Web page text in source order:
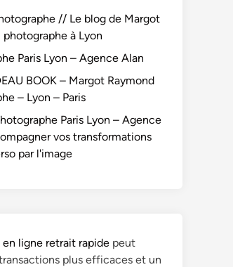
// Le blog de Margot
photographe à Lyon
Paris Lyon – Agence Alan
BOOK – Margot Raymond
– Lyon – Paris
Paris Lyon – Agence
vos transformations
par l'image
en ligne retrait rapide peut
plus efficaces et un